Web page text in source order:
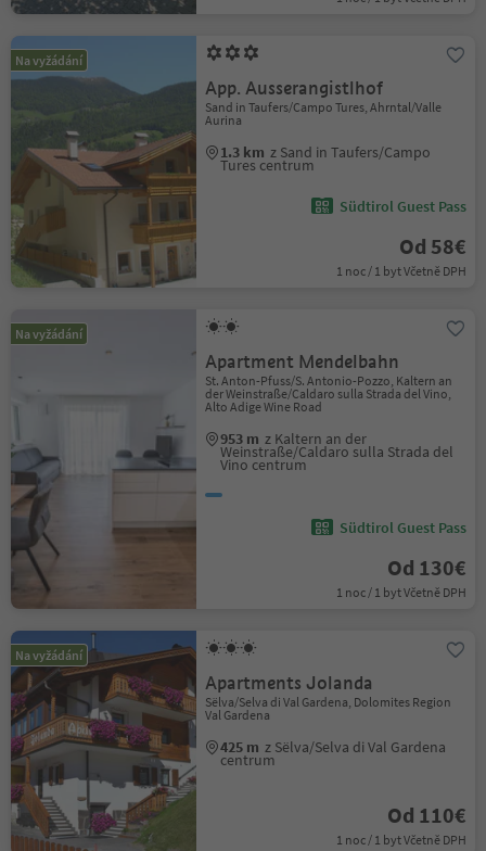
Na vyžádání
App. Ausserangistlhof
Sand in Taufers/Campo Tures, Ahrntal/Valle
Aurina
1.3 km z Sand in Taufers/Campo
Tures centrum
Südtirol Guest Pass
Od 58€
1 noc / 1 byt Včetně DPH
Na vyžádání
Apartment Mendelbahn
St. Anton-Pfuss/S. Antonio-Pozzo, Kaltern an
der Weinstraße/Caldaro sulla Strada del Vino,
Alto Adige Wine Road
953 m z Kaltern an der
Weinstraße/Caldaro sulla Strada del
Vino centrum
Südtirol Guest Pass
Od 130€
1 noc / 1 byt Včetně DPH
Na vyžádání
Apartments Jolanda
Sëlva/Selva di Val Gardena, Dolomites Region
Val Gardena
425 m z Sëlva/Selva di Val Gardena
centrum
Od 110€
1 noc / 1 byt Včetně DPH